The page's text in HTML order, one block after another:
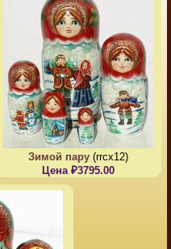
Зимой пару(rrcx12)
Цена ₽3795.00